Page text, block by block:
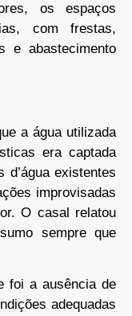
os espaços
com frestas,
e abastecimento
a água utilizada
era captada
existentes
improvisadas
O casal relatou
sempre que
foi a ausência de
adequadas